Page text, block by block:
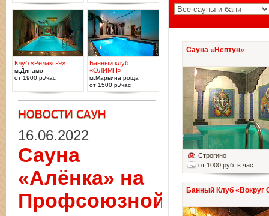
Сауна «Нептун»
Строгино
от 1000 руб. в час
Банный Клуб «Вокруг
Клуб «Релакс-9»
м.Динамо
от 1900 р./час
Банный клуб
«ОЛИМП»
м.Марьина роща
от 1500 р./час
16.06.2022
Сауна
«Алёнка» на
Профсоюзной